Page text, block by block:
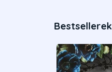
Bestsellerek